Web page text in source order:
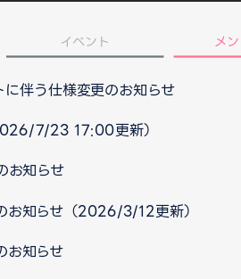
イベント メ
伴う仕様変更のお知らせ
7/23 17:00更新）
お知らせ
お知らせ（2026/3/12更新）
お知らせ